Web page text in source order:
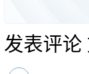
发表评论